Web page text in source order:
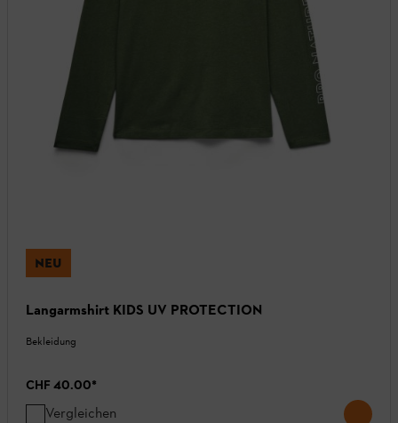
NEU
Langarmshirt KIDS UV PROTECTION
Bekleidung
CHF 40.00*
Vergleichen